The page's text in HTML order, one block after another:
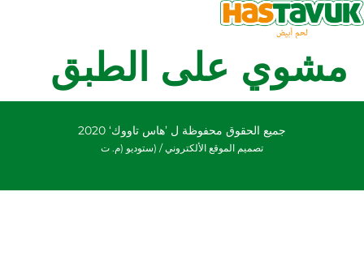
مشوي على الطبق
جميع الحقوق محفوظة ل ’هاس تاووك‘ 2020
تصميم الموقع الألكتروني / (ستوديو (م. ت